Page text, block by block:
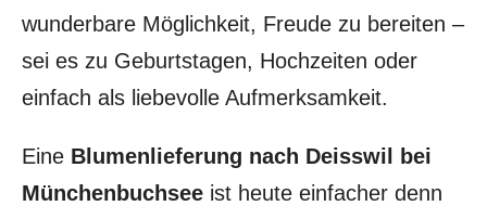
wunderbare Möglichkeit, Freude zu bereiten –
sei es zu Geburtstagen, Hochzeiten oder
einfach als liebevolle Aufmerksamkeit.
Eine Blumenlieferung nach Deisswil bei
Münchenbuchsee ist heute einfacher denn